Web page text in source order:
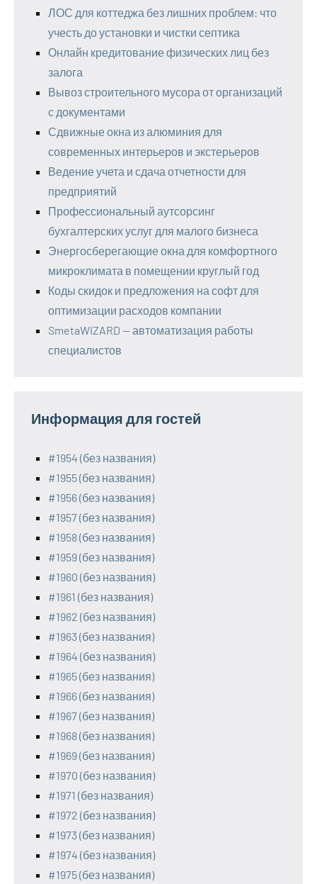
ЛОС для коттеджа без лишних проблем: что
учесть до установки и чистки септика
Онлайн кредитование физических лиц без
залога
Вывоз строительного мусора от организаций
с документами
Сдвижные окна из алюминия для
современных интерьеров и экстерьеров
Ведение учета и сдача отчетности для
предприятий
Профессиональный аутсорсинг
бухгалтерских услуг для малого бизнеса
Энергосберегающие окна для комфортного
микроклимата в помещении круглый год
Коды скидок и предложения на софт для
оптимизации расходов компании
SmetaWIZARD — автоматизация работы
специалистов
Информация для гостей
#1954 (без названия)
#1955 (без названия)
#1956 (без названия)
#1957 (без названия)
#1958 (без названия)
#1959 (без названия)
#1960 (без названия)
#1961 (без названия)
#1962 (без названия)
#1963 (без названия)
#1964 (без названия)
#1965 (без названия)
#1966 (без названия)
#1967 (без названия)
#1968 (без названия)
#1969 (без названия)
#1970 (без названия)
#1971 (без названия)
#1972 (без названия)
#1973 (без названия)
#1974 (без названия)
#1975 (без названия)